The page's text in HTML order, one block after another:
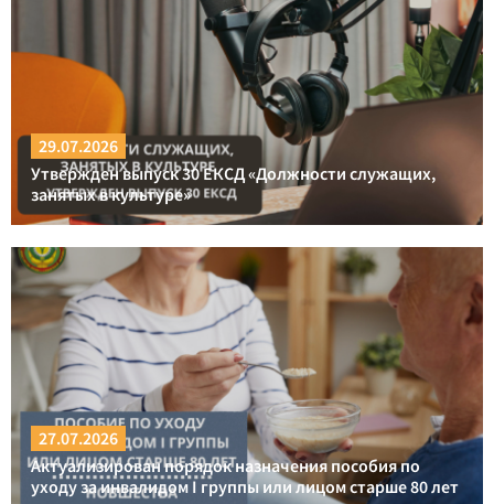
29.07.2026
Утвержден выпуск 30 ЕКСД «Должности служащих,
занятых в культуре»
27.07.2026
Актуализирован порядок назначения пособия по
уходу за инвалидом I группы или лицом старше 80 лет